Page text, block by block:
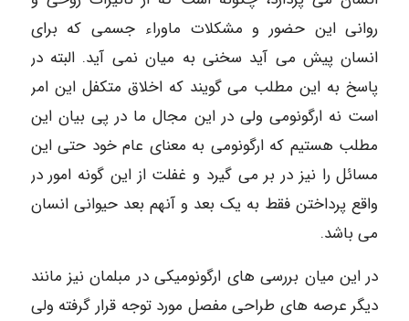
روانی این حضور و مشکلات ماوراء جسمی که برای
انسان پیش می آید سخنی به میان نمی آید. البته در
پاسخ به این مطلب می گویند که اخلاق متکفل این امر
است نه ارگونومی ولی در این مجال ما در پی بیان این
مطلب هستیم که ارگونومی به معنای عام خود حتی این
مسائل را نیز در بر می گیرد و غفلت از این گونه امور در
واقع پرداختن فقط به یک بعد و آنهم بعد حیوانی انسان
می باشد.
در این میان بررسی های ارگونومیکی در مبلمان نیز مانند
دیگر عرصه های طراحی مفصل مورد توجه قرار گرفته ولی